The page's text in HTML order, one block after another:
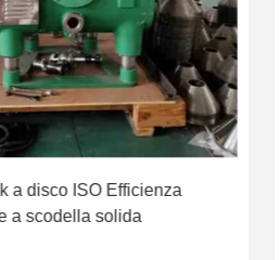
a disco ISO Efficienza
a scodella solida